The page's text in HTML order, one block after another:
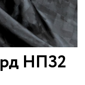
НП32